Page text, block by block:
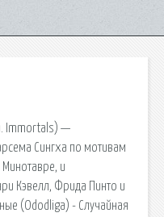
Immortals) —
Сингха по мотивам
и
Кэвелл, Фрида Пинто и
(Ododliga) - Случайная